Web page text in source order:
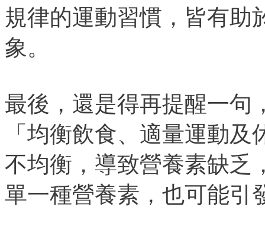
規律的運動習慣，皆有助
象。
最後，還是得再提醒一句
「均衡飲食、適量運動
不均衡，導致營養素缺乏
單一種營養素，也可能